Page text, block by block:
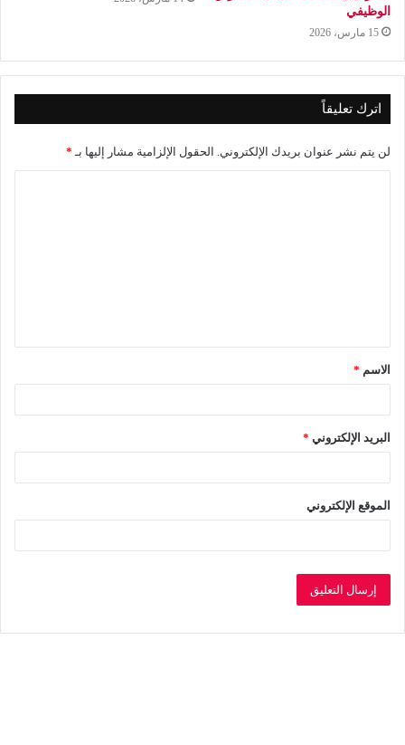
الوظيفي
15 مارس، 2026
اترك تعليقاً
لن يتم نشر عنوان بريدك الإلكتروني. الحقول الإلزامية مشار إليها بـ *
ق
*
الاسم *
البريد الإلكتروني *
الموقع الإلكتروني